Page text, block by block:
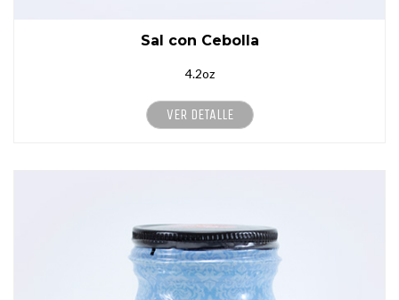
Sal con Cebolla
4.2oz
VER DETALLE